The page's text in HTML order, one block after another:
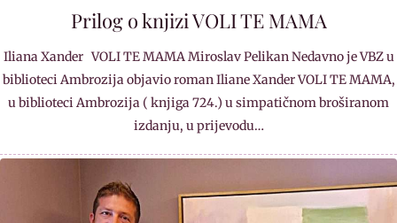
Prilog o knjizi VOLI TE MAMA
Iliana Xander VOLI TE MAMA Miroslav Pelikan Nedavno je VBZ u
biblioteci Ambrozija objavio roman Iliane Xander VOLI TE MAMA,
u biblioteci Ambrozija ( knjiga 724.) u simpatičnom broširanom
izdanju, u prijevodu…